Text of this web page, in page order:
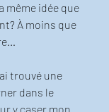
même idée que
À moins que
trouvé une
dans le
y caser mon